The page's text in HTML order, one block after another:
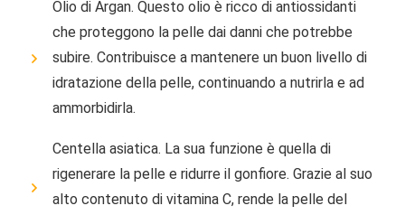
Olio di Argan. Questo olio è ricco di antiossidanti
che proteggono la pelle dai danni che potrebbe
subire. Contribuisce a mantenere un buon livello di
idratazione della pelle, continuando a nutrirla e ad
ammorbidirla.
Centella asiatica. La sua funzione è quella di
rigenerare la pelle e ridurre il gonfiore. Grazie al suo
alto contenuto di vitamina C, rende la pelle del